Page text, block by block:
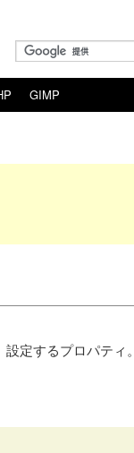
GIMP
定するプロパティ。